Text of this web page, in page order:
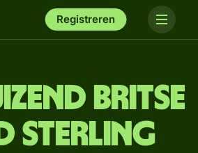
Registreren
Britse
sterling